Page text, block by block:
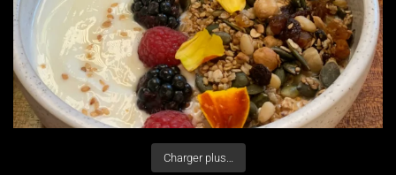
Charger plus…